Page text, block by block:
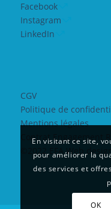
Facebook
Instagram
LinkedIn
CGV
Politique de
Mentions légales
Contrat Engagement
©2022 EFA Web
En visitant ce site,
pour améliorer la
des services et
OK